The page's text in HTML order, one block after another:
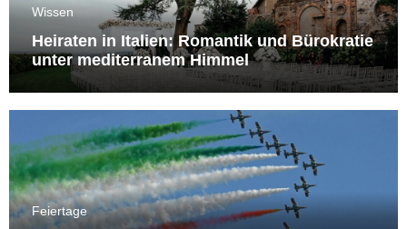
Wissen
Heiraten in Italien: Romantik und Bürokratie
unter mediterranem Himmel
Feiertage